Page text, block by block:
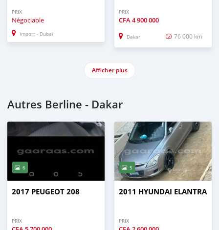
PRIX
Négociable
Import - Dubai
PRIX
CFA4 900 000
Dakar 76 000 km
Afficher plus
Autres Berline - Dakar
6
2017 PEUGEOT 208
PRIX
5
2011 HYUNDAI ELANTRA
PRIX